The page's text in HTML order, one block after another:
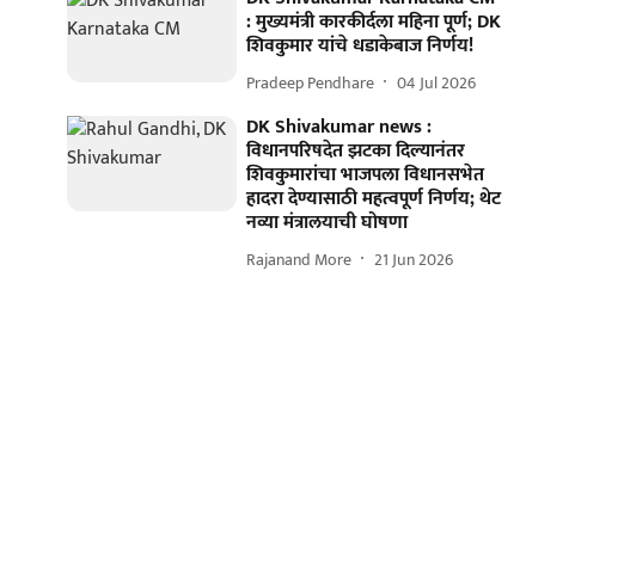
: मुख्यमंत्री कारकीर्दला महिना पूर्ण; DK
शिवकुमार यांचे धडाकेबाज निर्णय!
Pradeep Pendhare 04 Jul 2026
DK Shivakumar news :
विधानपरिषदेत झटका दिल्यानंतर
शिवकुमारांचा भाजपला विधानसभेत
हादरा देण्यासाठी महत्वपूर्ण निर्णय; थेट
नव्या मंत्रालयाची घोषणा
Rajanand More 21 Jun 2026